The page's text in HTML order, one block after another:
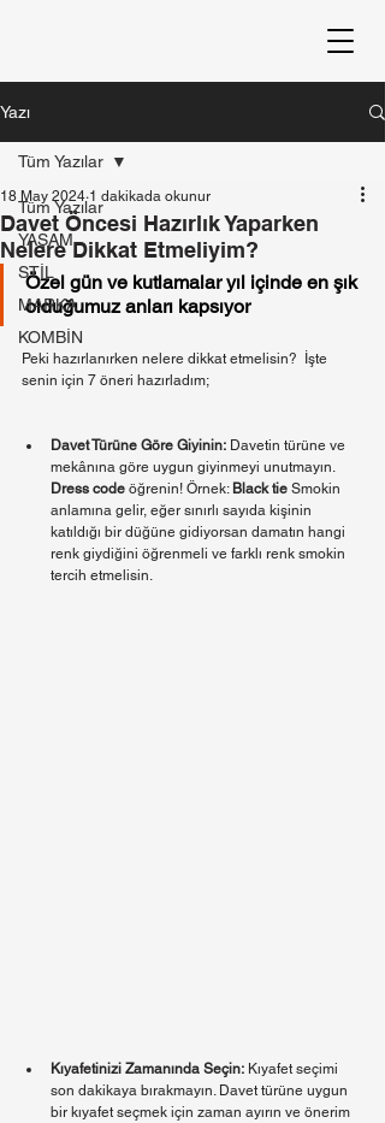
Yazı
Tüm Yazılar
YAŞAM
STİL
MARKA
KOMBİN
Tüm Yazılar
Davet Öncesi Hazırlık Yaparken
Nelere Dikkat Etmeliyim?
18 May 2024 1 dakikada okunur
Özel gün ve kutlamalar yıl içinde en şık
olduğumuz anları kapsıyor
Peki hazırlanırken nelere dikkat etmelisin?  İşte
senin için 7 öneri hazırladım;
Davet Türüne Göre Giyinin: Davetin türüne ve
mekânına göre uygun giyinmeyi unutmayın.
Dress code öğrenin! Örnek: Black tie Smokin
anlamına gelir, eğer sınırlı sayıda kişinin
katıldığı bir düğüne gidiyorsan damatın hangi
renk giydiğini öğrenmeli ve farklı renk smokin
tercih etmelisin.
Kıyafetinizi Zamanında Seçin: Kıyafet seçimi
son dakikaya bırakmayın. Davet türüne uygun
bir kıyafet seçmek için zaman ayırın ve önerim